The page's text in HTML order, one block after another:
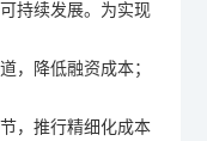
持续发展。为实现
，降低融资成本；
，推行精细化成本